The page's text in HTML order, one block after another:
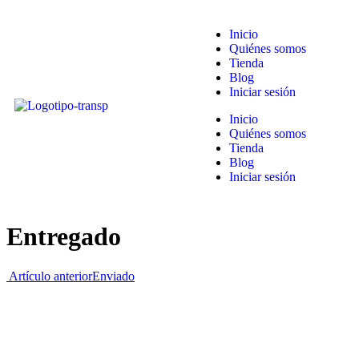
Inicio
Quiénes somos
Tienda
Blog
Iniciar sesión
Inicio
Quiénes somos
Tienda
Blog
Iniciar sesión
Entregado
Artículo anteriorEnviado